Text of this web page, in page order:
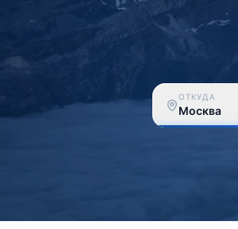
ОТКУДА
Москва